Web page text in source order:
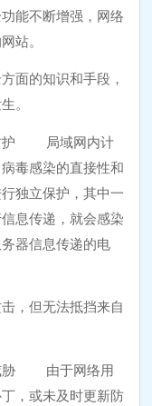
能不断增强，网络
站。
面的知识和手段，
。
护 局域网内计
毒感染的直接性和
独立保护，其中一
息传递，就会感染
器信息传递的电
，但无法抵挡来自
胁 由于网络用
，或未及时更新防